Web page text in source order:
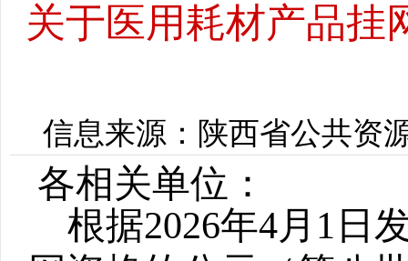
关于医用耗材产品挂
信息来源：陕西省公共资
各相关单位：
根据2026年4月1日